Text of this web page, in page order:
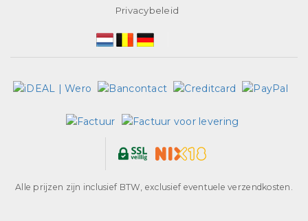
Privacybeleid
Alle prijzen zijn inclusief BTW, exclusief eventuele verzendkosten.